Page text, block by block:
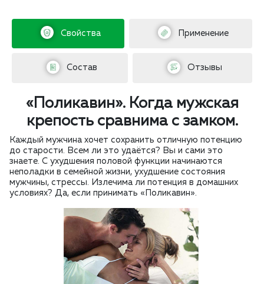
Свойства Применение
Состав Отзывы
«Поликавин». Когда мужская
крепость сравнима с замком.
Каждый мужчина хочет сохранить отличную потенцию
до старости. Всем ли это удаётся? Вы и сами это
знаете. С ухудшения половой функции начинаются
неполадки в семейной жизни, ухудшение состояния
мужчины, стрессы. Излечима ли потенция в домашних
условиях? Да, если принимать «Поликавин».